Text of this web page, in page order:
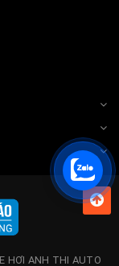
HƠI ANH THI AUTO